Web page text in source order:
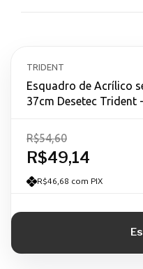
TRIDENT
Esquadro de Acrílico
37cm Desetec Trident
R$49,14
R$54,60
R$46,68 com PIX